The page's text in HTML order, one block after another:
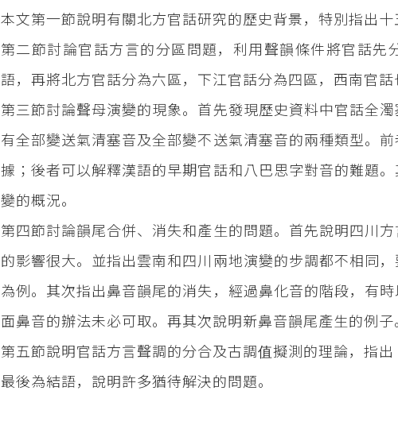
本文第一節說明有關北方官話研究的歷史背景，特別指出
第二節討論官話方言的分區問題，利用聲韻條件將官話
語，再將北方官話分為六區，下江官話分為四區，西南官話
第三節討論聲母演變的現象。首先發現歷史資料中官話全
有全部變送氣清塞音及全部變不送氣清塞音的兩種類型。
據；後者可以解釋漢語的早期官話和八巴思字對音的難題
變的概況。
第四節討論韻尾合併、消失和產生的問題。首先說明四川
的影響很大。並指出雲南和四川兩地演變的步調都不相同
為例。其次指出鼻音韻尾的消失，經過鼻化音的階段，有
面鼻音的辦法未必可取。再其次說明新鼻音韻尾產生的例子。
第五節說明官話方言聲調的分合及古調值擬測的理論，指出
最後為結語，說明許多猶待解決的問題。